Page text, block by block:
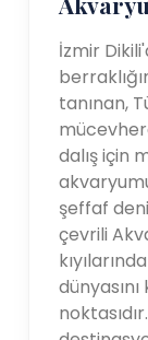
İzmir
tanınan,
dalış için
şeffaf
çevrili